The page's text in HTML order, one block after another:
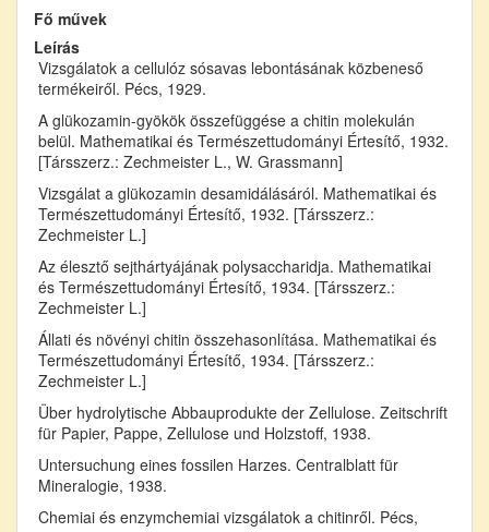
Fő művek
Leírás
Vizsgálatok a cellulóz sósavas lebontásának közbeneső
termékeiről. Pécs, 1929.
A glükozamin-gyökök összefüggése a chitin molekulán
belül. Mathematikai és Természettudományi Értesítő, 1932.
[Társszerz.: Zechmeister L., W. Grassmann]
Vizsgálat a glükozamin desamidálásáról. Mathematikai és
Természettudományi Értesítő, 1932. [Társszerz.:
Zechmeister L.]
Az élesztő sejthártyájának polysaccharidja. Mathematikai
és Természettudományi Értesítő, 1934. [Társszerz.:
Zechmeister L.]
Állati és növényi chitin összehasonlítása. Mathematikai és
Természettudományi Értesítő, 1934. [Társszerz.:
Zechmeister L.]
Über hydrolytische Abbauprodukte der Zellulose. Zeitschrift
für Papier, Pappe, Zellulose und Holzstoff, 1938.
Untersuchung eines fossilen Harzes. Centralblatt für
Mineralogie, 1938.
Chemiai és enzymchemiai vizsgálatok a chitinről. Pécs,